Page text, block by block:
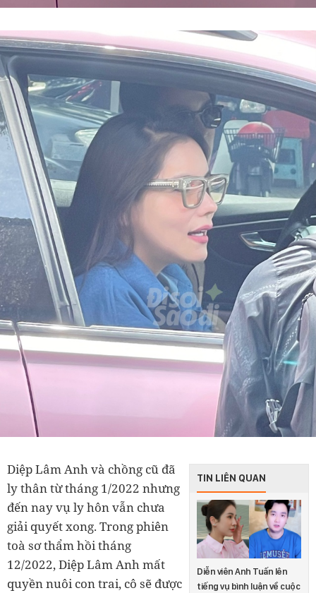
TIN LIÊN QUAN
Diễn viên Anh Tuấn lên
tiếng vụ bình luận về cuộc
Diệp Lâm Anh và chồng cũ đã
ly thân từ tháng 1/2022 nhưng
đến nay vụ ly hôn vẫn chưa
giải quyết xong. Trong phiên
toà sơ thẩm hồi tháng
12/2022, Diệp Lâm Anh mất
quyền nuôi con trai, cô sẽ được